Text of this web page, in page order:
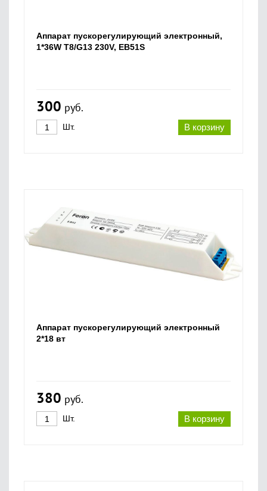
Аппарат пускорегулирующий электронный,
1*36W T8/G13 230V, EB51S
300 руб.
В корзину
Шт.
Аппарат пускорегулирующий электронный
2*18 вт
380 руб.
В корзину
Шт.